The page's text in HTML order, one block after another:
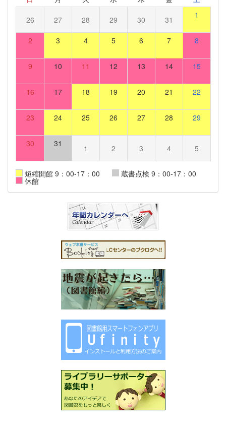
26 27 28 29 30 31 1
2 3 4 5 6 7 8
9 10 11 12 13 14 15
16 17 18 19 20 21 22
23 24 25 26 27 28 29
30 31 1 2 3 4 5
短縮開館 9：00-17：00 蔵書点検 9：00-17：00
休館